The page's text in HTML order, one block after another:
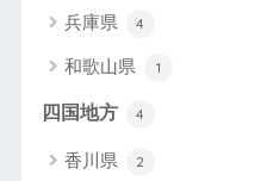
兵庫県 4
和歌山県 1
四国地方 4
香川県 2